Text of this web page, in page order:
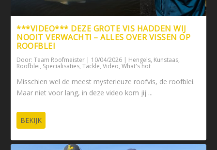
***VIDEO*** DEZE GROTE VIS HADDEN WIJ
NOOIT VERWACHT! – ALLES OVER VISSEN OP
ROOFBLEI
Door:Team Roofmeister | 10/04/2026 | Hengels, Kunstaas,
Roofblei, Specialisaties,Tackle,Video,What's hot
Misschien wel de meest mysterieuze roofvis, de roofblei.
Maar niet voor lang, in deze video kom jij ...
BEKIJK